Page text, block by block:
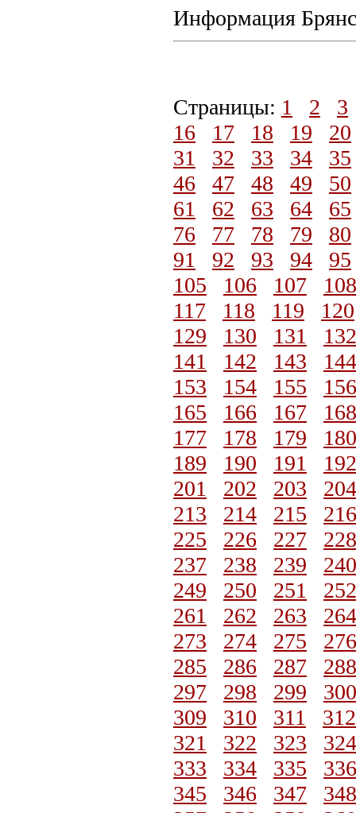
Информация
Страницы: 1 2
3
16
17 18 19
20
31
32 33 34
35
46
47 48 49
50
61
62 63 64
65
76
77 78 79
80
91
92 93 94
95
105
106 107
108
117
118 119
120
129
130 131
132
141
142 143
144
153
154 155
156
165
166 167
168
177
178 179
180
189
190 191
192
201
202 203
204
213
214 215
216
225
226 227
228
237
238 239
240
249
250 251
252
261
262 263
264
273
274 275
276
285
286 287
288
297
298 299
300
309
310 311
312
321
322 323
324
333
334 335
336
345
346 347
348